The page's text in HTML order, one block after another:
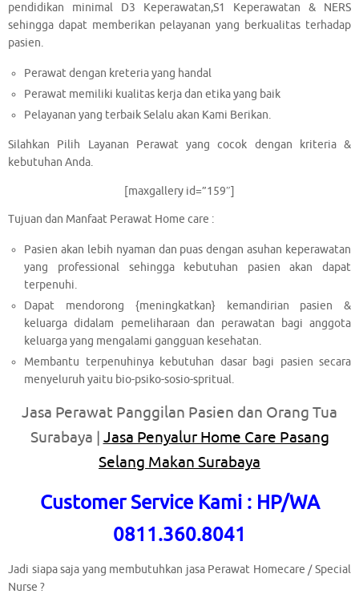
pendidikan minimal D3 Keperawatan,S1 Keperawatan & NERS
sehingga dapat memberikan pelayanan yang berkualitas terhadap
pasien.
Perawat dengan kreteria yang handal
Perawat memiliki kualitas kerja dan etika yang baik
Pelayanan yang terbaik Selalu akan Kami Berikan.
Silahkan Pilih Layanan Perawat yang cocok dengan kriteria &
kebutuhan Anda.
[maxgallery id=”159″]
Tujuan dan Manfaat Perawat Home care :
Pasien akan lebih nyaman dan puas dengan asuhan keperawatan
yang professional sehingga kebutuhan pasien akan dapat
terpenuhi.
Dapat mendorong {meningkatkan} kemandirian pasien &
keluarga didalam pemeliharaan dan perawatan bagi anggota
keluarga yang mengalami gangguan kesehatan.
Membantu terpenuhinya kebutuhan dasar bagi pasien secara
menyeluruh yaitu bio-psiko-sosio-spritual.
Jasa Perawat Panggilan Pasien dan Orang Tua
Surabaya | Jasa Penyalur Home Care Pasang
Selang Makan Surabaya
Customer Service Kami : HP/WA
0811.360.8041
Jadi siapa saja yang membutuhkan jasa Perawat Homecare / Special
Nurse ?